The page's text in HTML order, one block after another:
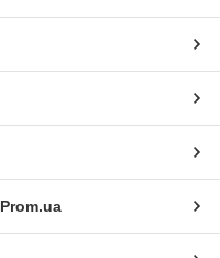
Prom.ua